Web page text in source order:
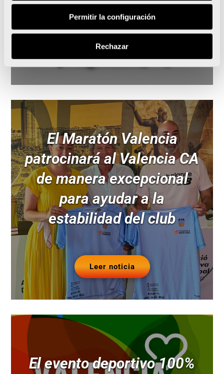
Permitir la configuración
Rechazar
el Mediterráneo
Leer noticia
El Maratón Valencia
patrocinará al Valencia CA
de manera excepcional
para ayudar a la
estabilidad del club
Leer noticia
El evento deportivo 100%